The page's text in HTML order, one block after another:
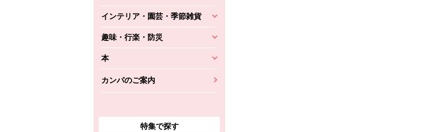
インテリア・園芸・季節雑貨
趣味・行楽・防災
本
カンパのご案内
特集で探す